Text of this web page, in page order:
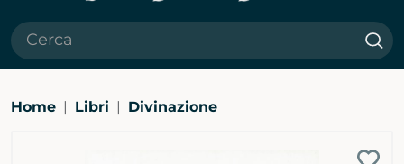
Home Libri Divinazione